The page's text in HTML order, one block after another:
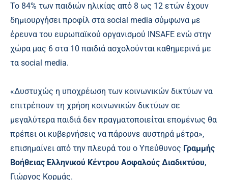
Το 84% των παιδιών ηλικίας από 8 ως 12 ετών έχουν
δημιουργήσει προφίλ στα social media σύμφωνα με
έρευνα του ευρωπαϊκού οργανισμού INSAFE ενώ στην
χώρα μας 6 στα 10 παιδιά ασχολούνται καθημερινά με
τα social media.
«Δυστυχώς η υποχρέωση των κοινωνικών δικτύων να
επιτρέπουν τη χρήση κοινωνικών δικτύων σε
μεγαλύτερα παιδιά δεν πραγματοποιείται επομένως θα
πρέπει οι κυβερνήσεις να πάρουνε αυστηρά μέτρα»,
επισημαίνει από την πλευρά του ο Υπεύθυνος Γραμμής
Βοήθειας Ελληνικού Κέντρου Ασφαλούς Διαδικτύου,
Γιώργος Κορμάς.